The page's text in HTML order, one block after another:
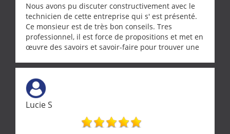
Nous avons pu discuter constructivement avec le
technicien de cette entreprise qui s' est présenté.
Ce monsieur est de très bon conseils. Tres
professionnel, il est force de propositions et met en
œuvre des savoirs et savoir-faire pour trouver une
demande de l écoute et de la considération, ce qui
ne se trouve que chez les pationnés de leur métier.
Merci a ce monsieur pour sa disponibilité
Lucie S